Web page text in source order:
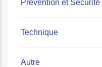
Prévention et Sécurité
Technique
Autre